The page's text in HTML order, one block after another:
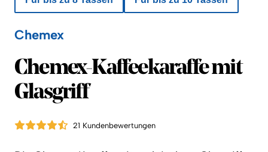
Chemex
Chemex
Chemex-Kaffeekaraffe mit
Glasgriff
21 Kundenbewertungen